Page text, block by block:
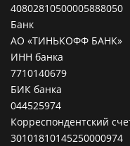
40802810500005888050
Банк
АО «ТИНЬКОФФ БАНК»
ИНН банка
7710140679
БИК банка
044525974
Корреспондентский
30101810145250000974